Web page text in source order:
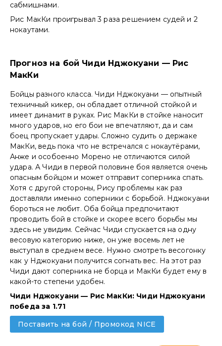
сабмишнами.
Рис МакКи проигрывал 3 раза решением судей и 2
нокаутами.
Прогноз на бой Чиди Нджокуани — Рис
МакКи
Бойцы разного класса. Чиди Нджокуани — опытный
техничный кикер, он обладает отличной стойкой и
имеет динамит в руках. Рис МакКи в стойке наносит
много ударов, но его бои не впечатляют, да и сам
боец пропускает удары. Сложно судить о держаке
МакКи, ведь пока что не встречался с нокаутёрами,
Анже и особоенно Морено не отличаются силой
удара. А Чиди в первой половине боя является очень
опасным бойцом и может отправит соперника спать.
Хотя с другой стороны, Рису проблемы как раз
доставляли именно соперники с борьбой. Нджокуани
бороться не любит. Оба бойца предпочитают
проводить бой в стойке и скорее всего борьбы мы
здесь не увидим. Сейчас Чиди спускается на одну
весовую категорию ниже, он уже восемь лет не
выступал в среднем весе. Нужно смотреть весогонку
как у Нджокуани получится согнать вес. На этот раз
Чиди дают соперника не борца и МакКи будет ему в
какой-то степени удобен.
Чиди Нджокуани — Рис МакКи: Чиди Нджокуани
победа за 1.71
Поставить на бой / Промокод NICE